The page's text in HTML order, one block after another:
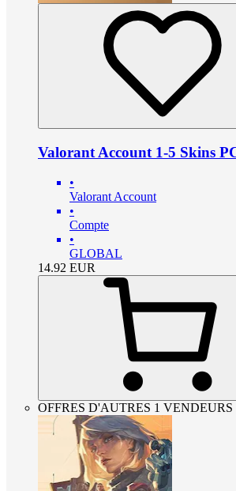
Valorant Account 1-5 Skins
•
Valorant Account
•
Compte
•
GLOBAL
14.92 EUR
OFFRES D'AUTRES 1 VENDEURS